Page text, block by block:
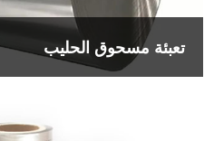
تعبئة مسحوق الحليب